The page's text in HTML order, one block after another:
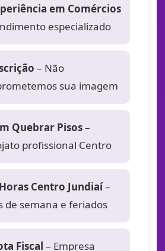
em Comércios
especializado
– Não
sua imagem
Quebrar Pisos–
profissional Centro
Centro Jundiaí–
de semana e feriados
Fiscal – Empresa